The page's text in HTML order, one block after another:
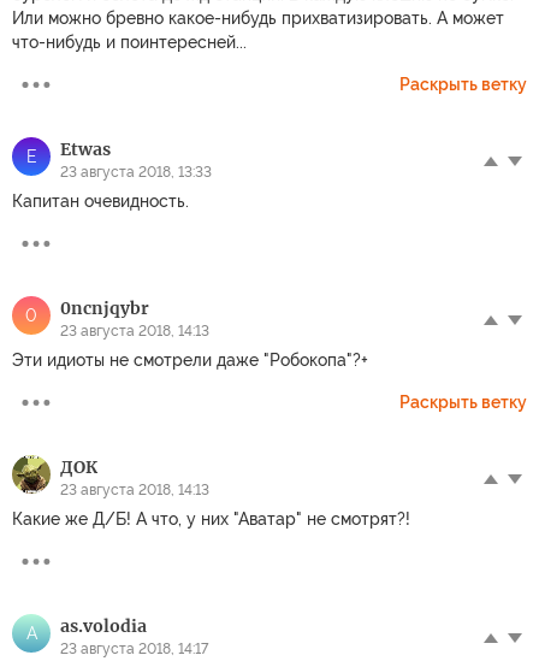
Или можно бревно какое-нибудь прихватизировать. А может
что-нибудь и поинтересней...
Раскрыть ветку
E Etwas
23 августа 2018, 13:33
Капитан очевидность.
0 0ncnjqybr
23 августа 2018, 14:13
Эти идиоты не смотрели даже "Робокопа"?+
Раскрыть ветку
ДОК
23 августа 2018, 14:13
Какие же Д/Б! А что, у них "Аватар" не смотрят?!
A as.volodia
23 августа 2018, 14:17